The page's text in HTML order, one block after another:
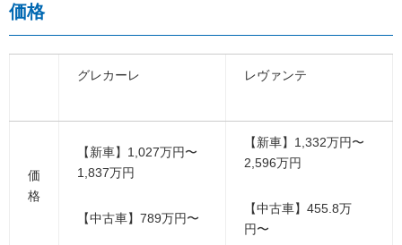
価格
グレカーレ レヴァンテ
価
格
【新車】1,027万円〜
1,837万円
【中古車】789万円〜
【新車】1,332万円〜
2,596万円
【中古車】455.8万
円〜